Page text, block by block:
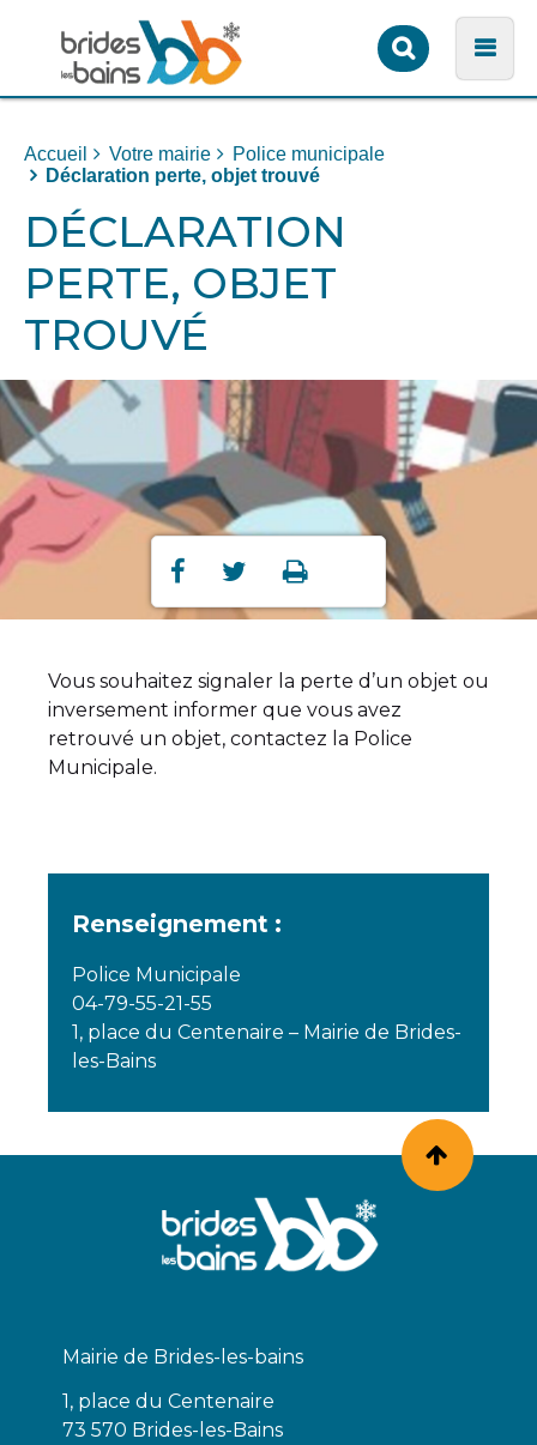
Formulaire
de
Accueil Votre mairie
Police municipale
Déclaration perte, objet trouvé
DÉCLARATION
PERTE, OBJET
TROUVÉ

Partager
sur

Partager
sur
Imprimer
Vous souhaitez signaler la perte d’un objet ou
inversement informer que vous avez
retrouvé un objet, contactez la Police
Municipale.
Renseignement :
Police Municipale
04-79-55-21-55
1, place du Centenaire – Mairie de Brides-
les-Bains
Mairie de Brides-les-bains
1, place du Centenaire
73 570 Brides-les-Bains